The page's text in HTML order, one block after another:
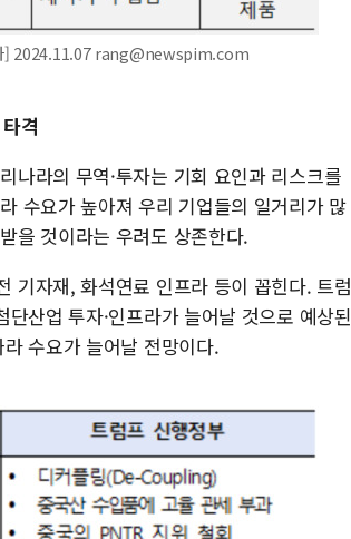
사] 2024.11.07 rang@newspim.com
격
나라의 무역·투자는 기회 요인과 리스크를
수요가 높아져 우리 기업들의 일거리가 많
을 것이라는 우려도 상존한다.
기자재, 화석연료 인프라 등이 꼽힌다. 트럼
산업 투자·인프라가 늘어날 것으로 예상된
수요가 늘어날 전망이다.